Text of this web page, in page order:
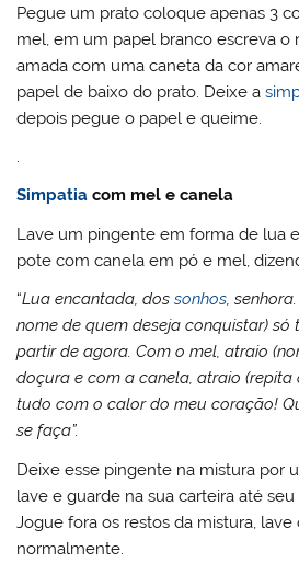
Pegue um prato coloque apenas 3
mel, em um papel branco escreva o
amada com uma caneta da cor
papel de baixo do prato. Deixe a
depois pegue o papel e queime.
.
Simpatia com mel e canela
Lave um pingente em forma de lua
pote com canela em pó e mel,
“Lua encantada, dossonhos,
nome de quem deseja conquistar) só
partir de agora. Com o mel, atraio
doçura e com a canela, atraio (repita
tudo com o calor do meu coração!
se faça”.
Deixe esse pingente na mistura por
lave e guarde na sua carteira até seu
Jogue fora os restos da mistura,
normalmente.